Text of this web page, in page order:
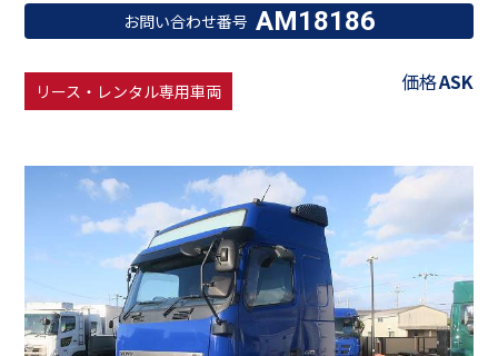
お問い合わせ番号 AM18186
リース・レンタル専用車両 価格ASK